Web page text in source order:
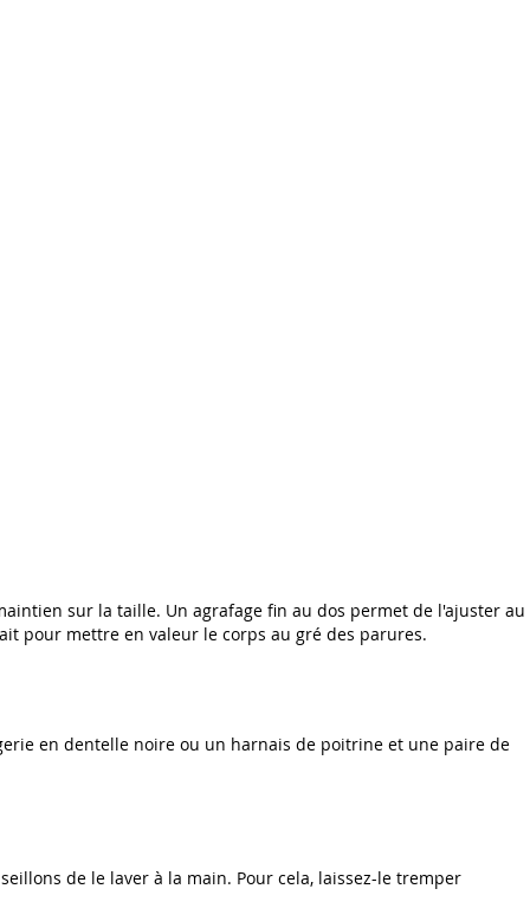
sur la taille. Un agrafage fin au dos permet de l'ajuster au
pour mettre en valeur le corps au gré des parures.
en dentelle noire ou un harnais de poitrine et une paire de
de le laver à la main. Pour cela, laissez-le tremper